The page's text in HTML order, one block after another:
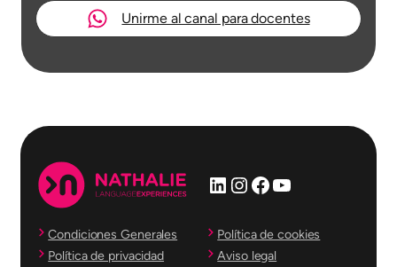
Unirme al canal para docentes
LinkedIn
Instagram
Facebook
YouTube
Condiciones Generales
Política de cookies
Política de privacidad
Aviso legal